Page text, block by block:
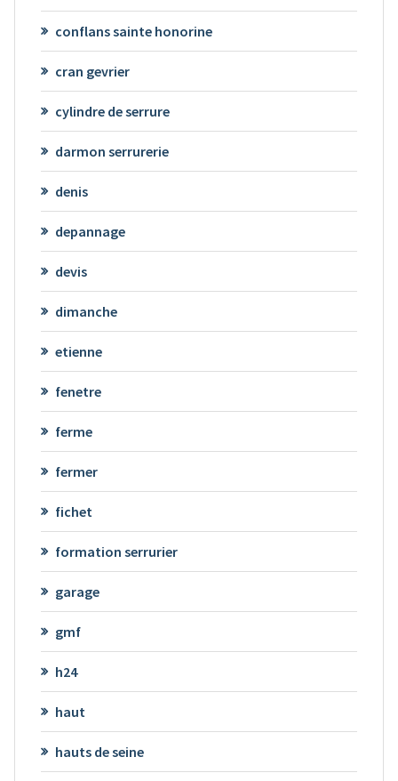
conflans sainte honorine
cran gevrier
cylindre de serrure
darmon serrurerie
denis
depannage
devis
dimanche
etienne
fenetre
ferme
fermer
fichet
formation serrurier
garage
gmf
h24
haut
hauts de seine